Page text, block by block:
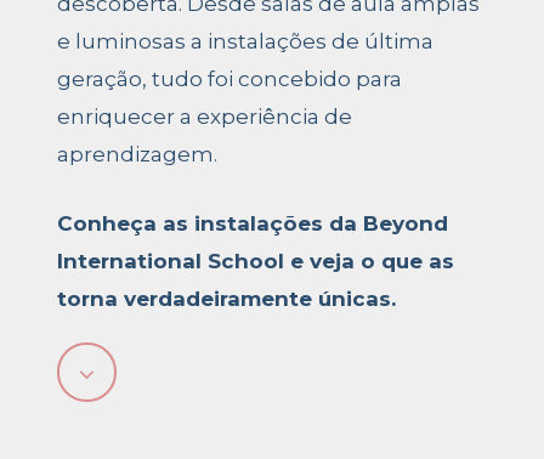
e luminosas a instalações de última
geração, tudo foi concebido para
enriquecer a experiência de
aprendizagem.
Conheça as instalações da Beyond
International School e veja o que as
torna verdadeiramente únicas.
Navigate